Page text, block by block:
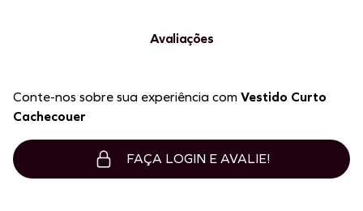
Avaliações
Conte-nos sobre sua experiência com Vestido Curto
Cachecouer
FAÇA LOGIN E AVALIE!